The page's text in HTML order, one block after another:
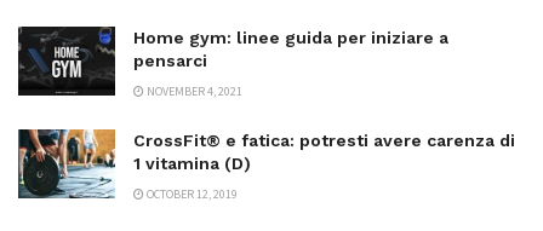
Home gym: linee guida per iniziare a
pensarci
NOVEMBER 4, 2021
CrossFit® e fatica: potresti avere carenza di
1 vitamina (D)
OCTOBER 12, 2019